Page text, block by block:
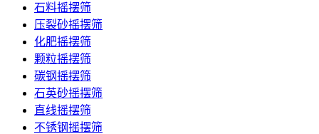
石料摇摆筛
压裂砂摇摆筛
化肥摇摆筛
颗粒摇摆筛
碳钢摇摆筛
石英砂摇摆筛
直线摇摆筛
不锈钢摇摆筛